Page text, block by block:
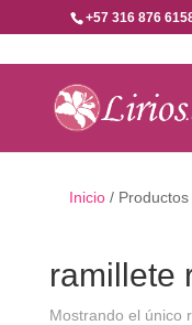
+57 316 876
Inicio/ Productos
ramillete
Mostrando el único